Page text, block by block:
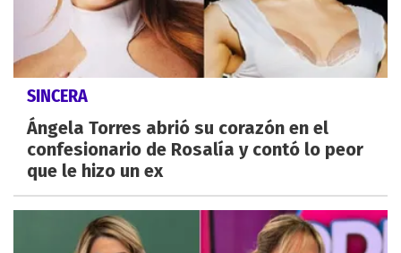
SINCERA
Ángela Torres abrió su corazón en el
confesionario de Rosalía y contó lo peor
que le hizo un ex